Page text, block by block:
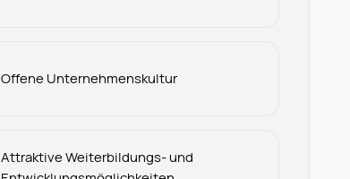
Offene Unternehmenskultur
Attraktive Weiterbildungs- und